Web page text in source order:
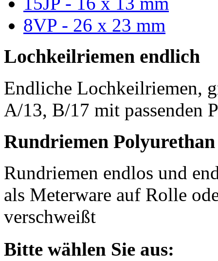
8VP - 26 x 23 mm
Lochkeilriemen endlich
Endliche Lochkeilriemen,
A/13, B/17 mit passenden
Rundriemen Polyurethan
Rundriemen endlos und
als Meterware auf Rolle
verschweißt
Bitte wählen Sie aus: